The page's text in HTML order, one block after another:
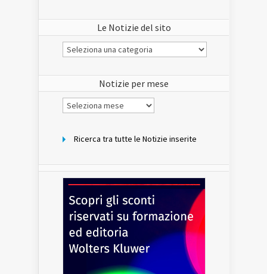
Le Notizie del sito
Le
Notizie
Notizie per mese
Notizie
per
Ricerca tra tutte le Notizie inserite